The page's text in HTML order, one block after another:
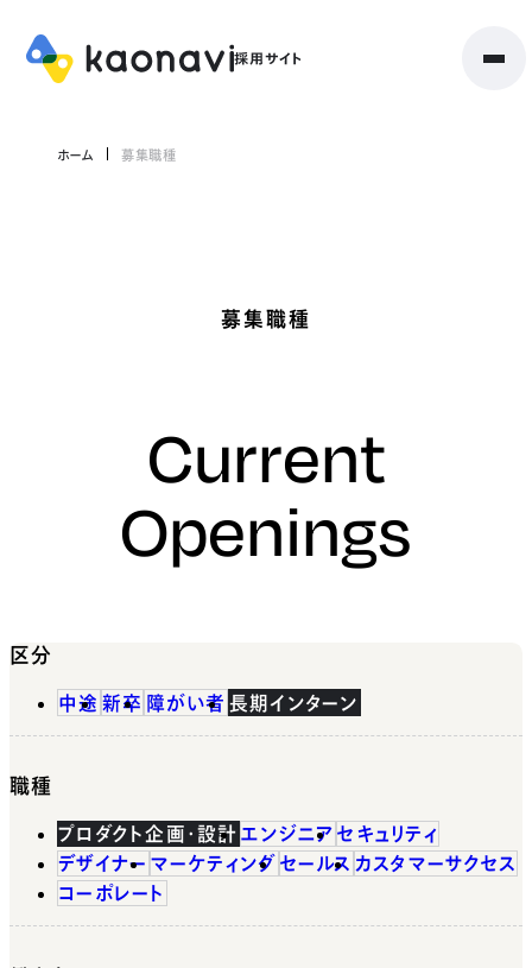
ホーム 募集職種
募集職種
Current
Openings
区分
中途 新卒 障がい者 長期インターン
職種
プロダクト企画・設計 エンジニア セキュリティ
デザイナー マーケティング セールス カスタマーサクセス
コーポレート